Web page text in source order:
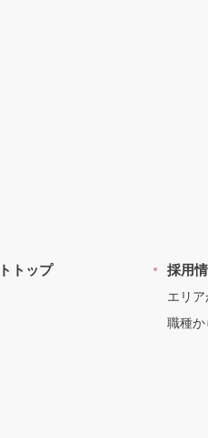
トップ 採用
エリ
職種か